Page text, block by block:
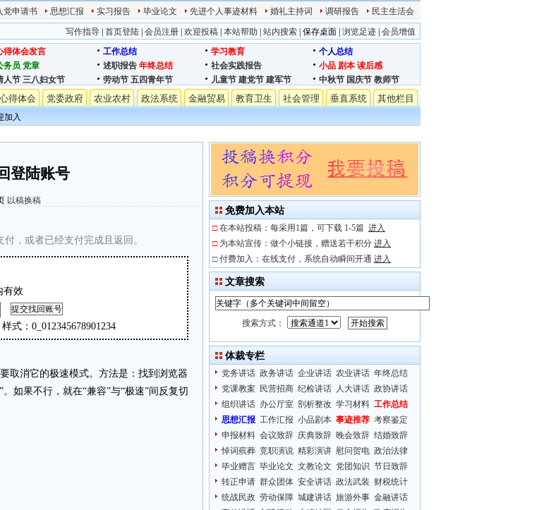
党申请书 思想汇报 实习报告 毕业论文 先进个人事迹材料 婚礼主持词 调研报告 民主生活会
写作指导 首页登陆 会员注册 欢迎投稿 本站帮助 站内搜索 保存桌面 浏览足迹 会员增值
得体会发言 工作总结 学习教育
个人总结
务员 党章 述职报告 年终总结 社会实践报告 小品 剧本 读后感
人节 三八妇女节 劳动节 五四青年节 儿童节 建党节 建军节 中秋节 国庆节 教师节
心得体会 党委政府 农业农村 政法系统 金融贸易 教育卫生 社会管理 垂直系统 其他栏目
加入
登陆账号
以稿换稿
，或者已经支付完成且返回。
有效
式：0_012345678901234
取消它的极速模式。方法是：找到浏览器
如果不行，就在“兼容”与“极速”间反复切
免费加入本站
□ 在本站投稿：每采用1篇，可下载 1-5篇 进入
□ 为本站宣传：做个小链接，赠送若干积分 进入
□ 付费加入：在线支付，系统自动瞬间开通 进入
文章搜索
搜索方式：
体裁专栏
党务讲话 政务讲话 企业讲话 农业讲话 年终总结
党课教案
民营招商 纪检讲话 人大讲话 政协讲话
组织讲话 办公厅室 剖析整改 学习材料 工作总结
思想汇报 工作汇报 小品剧本 事迹推荐 考察鉴定
申报材料 会议致辞 庆典致辞 晚会致辞 结婚致辞
悼词殡葬 竞职演说 精彩演讲 慰问贺电 政治法律
毕业赠言 毕业论文 文教论文 党团知识 节日致辞
转正申请 群众团体 安全讲话 政法武装 财税统计
统战民政 劳动保障 城建讲话 旅游外事 金融讲话